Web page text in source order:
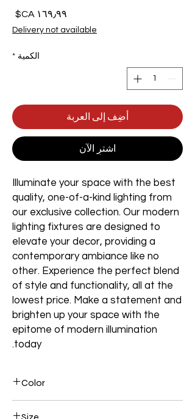
Delivery not available
الكمية *
أضِف إلى العربة
اشترِ الآن
Illuminate your space with the best
quality, one-of-a-kind lighting from
our exclusive collection. Our modern
lighting fixtures are designed to
elevate your decor, providing a
contemporary ambiance like no
other. Experience the perfect blend
of style and functionality, all at the
lowest price. Make a statement and
brighten up your space with the
epitome of modern illumination
today.
Color